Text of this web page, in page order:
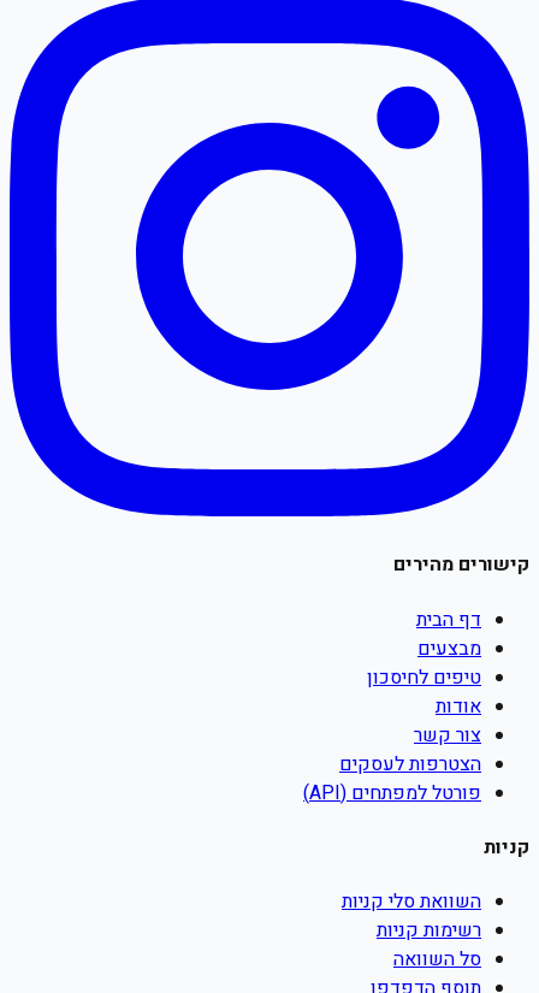
קישורים מהירים
דף הבית
מבצעים
טיפים לחיסכון
אודות
צור קשר
הצטרפות לעסקים
פורטל למפתחים (API)
קניות
השוואת סלי קניות
רשימות קניות
סל השוואה